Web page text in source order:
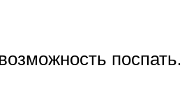
поспать.